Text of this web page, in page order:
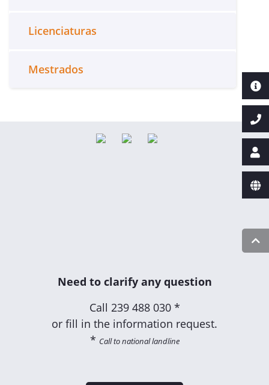
Licenciaturas
Mestrados
Need to clarify any question
Call 239 488 030 *
or fill in the information request.
* Call to national landline